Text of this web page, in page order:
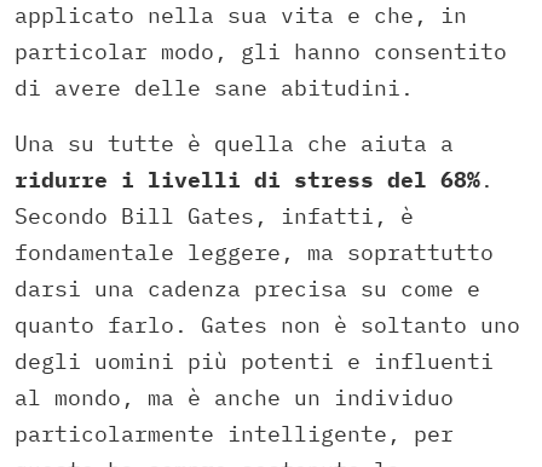
applicato nella sua vita e che, in
particolar modo, gli hanno consentito
di avere delle sane abitudini.
Una su tutte è quella che aiuta a
ridurre i livelli di stress del 68%.
Secondo Bill Gates, infatti, è
fondamentale leggere, ma soprattutto
darsi una cadenza precisa su come e
quanto farlo. Gates non è soltanto uno
degli uomini più potenti e influenti
al mondo, ma è anche un individuo
particolarmente intelligente, per